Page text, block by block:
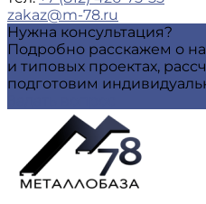
zakaz@m-78.ru
Нужна консультация?
Подробно расскажем о
и типовых проектах,
подготовим